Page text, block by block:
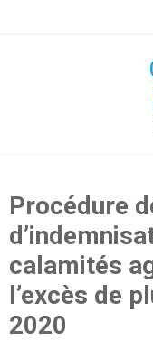
Procédure
calamités
l’excès de
2020